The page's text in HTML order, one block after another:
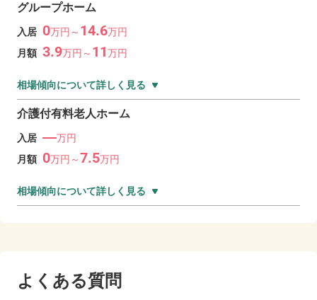
グループホーム
入居 0万円～ 14.6万円
月額 3.9万円～ 11万円
相場傾向について詳しく見る
介護付有料老人ホーム
入居 ―万円
月額 0万円～7.5万円
相場傾向について詳しく見る
よくある質問